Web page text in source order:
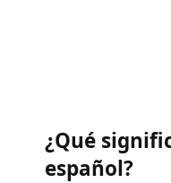
¿Qué
español?